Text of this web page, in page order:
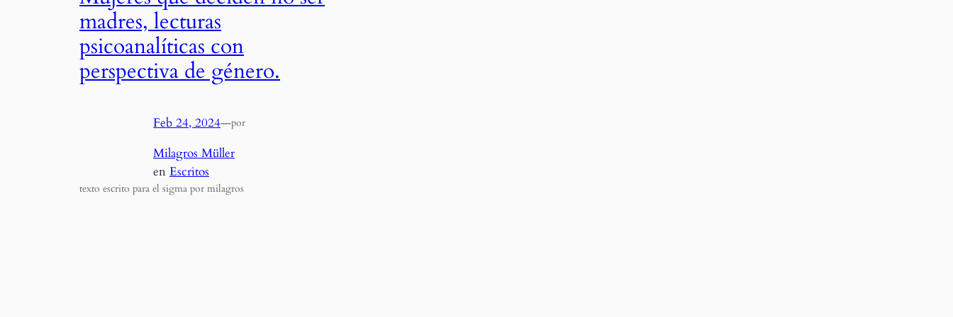
madres, lecturas
psicoanalíticas con
perspectiva de género.
Feb 24, 2024—por
Milagros Müller
en Escritos
texto escrito para el sigma por milagros